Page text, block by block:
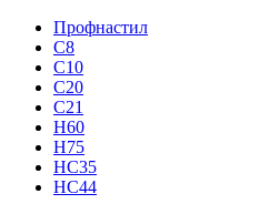
Профнастил
С8
С10
С20
С21
H60
H75
HС35
НС44